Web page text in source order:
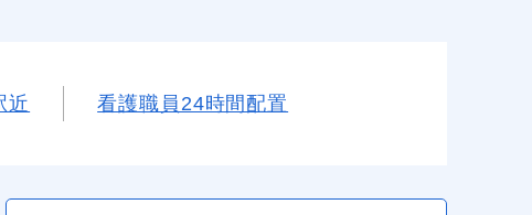
近 看護職員24時間配置